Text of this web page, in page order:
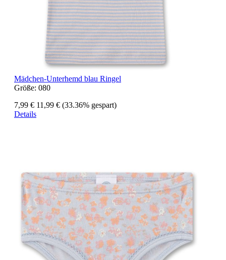
Mädchen-Unterhemd blau Ringel
Größe: 080
7,99 € 11,99 € (33.36% gespart)
Details